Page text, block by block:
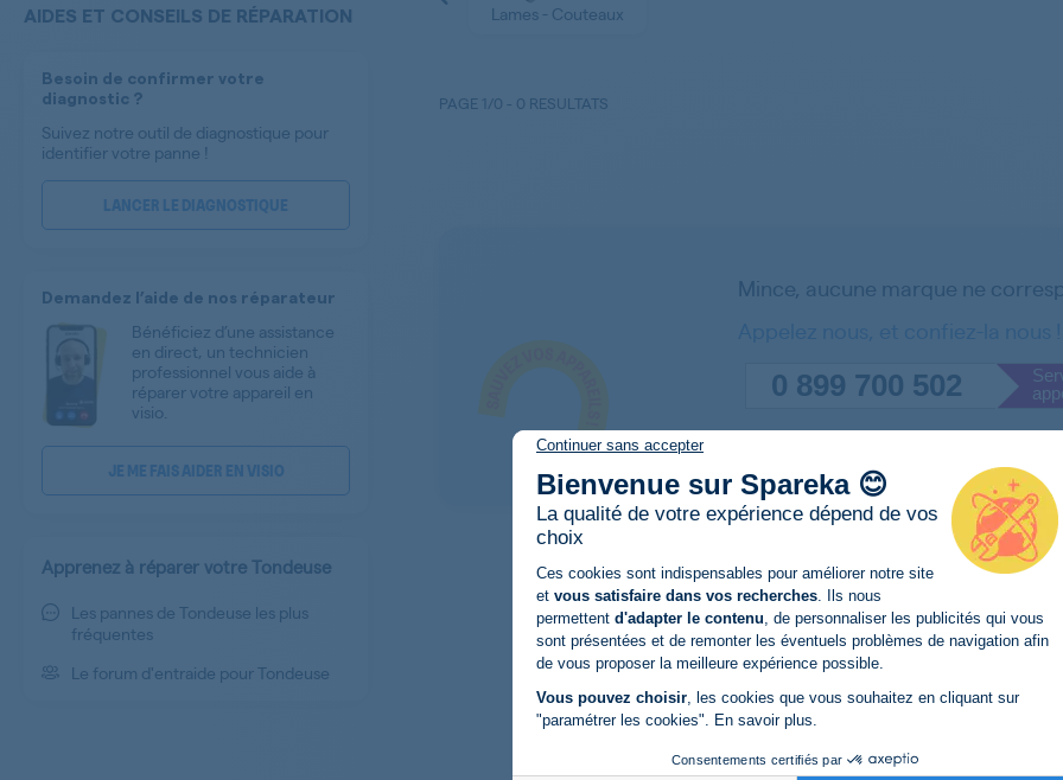
Continuer sans accepter
Bienvenue sur Spareka 😊
La qualité de votre expérience dépend de vos
choix
Plateforme de Gestion du
Ces cookies sont indispensables pour améliorer notre site
et vous satisfaire dans vos recherches . Ils nous
permettent d'adapter le contenu , de personnaliser les publicités qui vous
sont présentées et de remonter les éventuels problèmes de navigation afin
de vous proposer la meilleure expérience possible.
Vous pouvez choisir , les cookies que vous souhaitez en cliquant sur
"paramétrer les cookies".
En savoir plus
Consentements certifiés par
Axeptio consent
Lames - Couteaux
AIDES ET CONSEILS DE RÉPARATION
Besoin de confirmer votre
diagnostic ?
Suivez notre outil de diagnostique pour
identifier votre panne !
LANCER LE DIAGNOSTIQUE
Demandez l’aide de nos réparateur
Bénéficiez d’une assistance
en direct, un technicien
professionnel vous aide à
réparer votre appareil en
visio.
JE ME FAIS AIDER EN VISIO
Apprenez à réparer votre Tondeuse
Les pannes de Tondeuse les plus
fréquentes
Le forum d'entraide pour Tondeuse
PAGE 1/0 - 0 RESULTATS
Mince, aucune marque ne
0 899 700 502